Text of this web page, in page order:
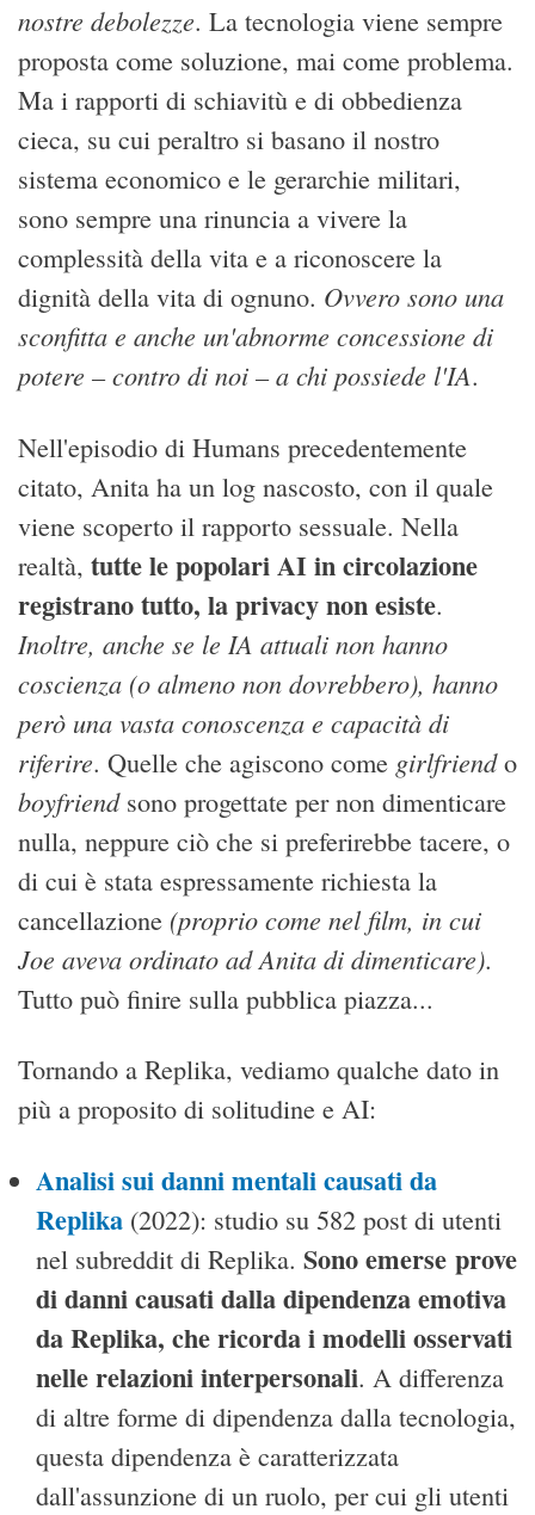
nostre debolezze. La tecnologia viene sempre
proposta come soluzione, mai come problema.
Ma i rapporti di schiavitù e di obbedienza
cieca, su cui peraltro si basano il nostro
sistema economico e le gerarchie militari,
sono sempre una rinuncia a vivere la
complessità della vita e a riconoscere la
dignità della vita di ognuno. Ovvero sono una
sconfitta e anche un'abnorme concessione di
potere – contro di noi – a chi possiede l'IA.
Nell'episodio di Humans precedentemente
citato, Anita ha un log nascosto, con il quale
viene scoperto il rapporto sessuale. Nella
realtà, tutte le popolari AI in circolazione
registrano tutto, la privacy non esiste.
Inoltre, anche se le IA attuali non hanno
coscienza (o almeno non dovrebbero), hanno
però una vasta conoscenza e capacità di
riferire. Quelle che agiscono come girlfriendo
boyfriendsono progettate per non dimenticare
nulla, neppure ciò che si preferirebbe tacere, o
di cui è stata espressamente richiesta la
cancellazione (proprio come nel film, in cui
Joe aveva ordinato ad Anita di dimenticare).
Tutto può finire sulla pubblica piazza...
Tornando a Replika, vediamo qualche dato in
più a proposito di solitudine e AI:
Analisi sui danni mentali causati da
Replika (2022): studio su 582 post di utenti
nel subreddit di Replika. Sono emerse prove
di danni causati dalla dipendenza emotiva
da Replika, che ricorda i modelli osservati
nelle relazioni interpersonali. A differenza
di altre forme di dipendenza dalla tecnologia,
questa dipendenza è caratterizzata
dall'assunzione di un ruolo, per cui gli utenti